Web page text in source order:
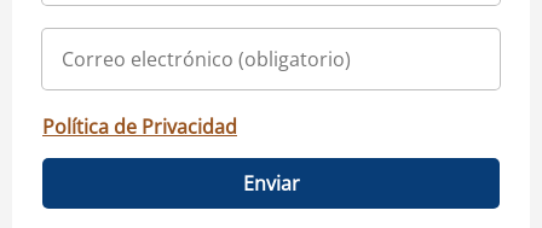
Política de Privacidad
Enviar